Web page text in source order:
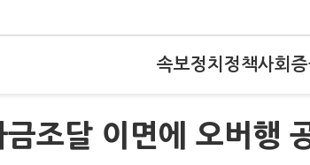
속보정치 정책사회
조달 이면에 오버행